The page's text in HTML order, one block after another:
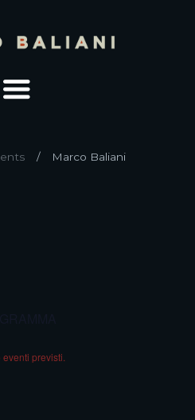
Marco Baliani
eventi previsti.